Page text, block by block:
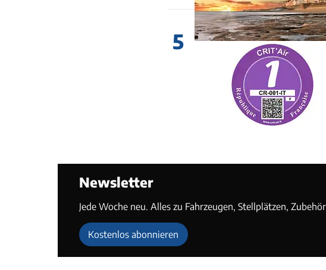
5
Newsletter
Jede Woche neu. Alles zu Fahrzeugen, Stellplätzen,
Kostenlos abonnieren